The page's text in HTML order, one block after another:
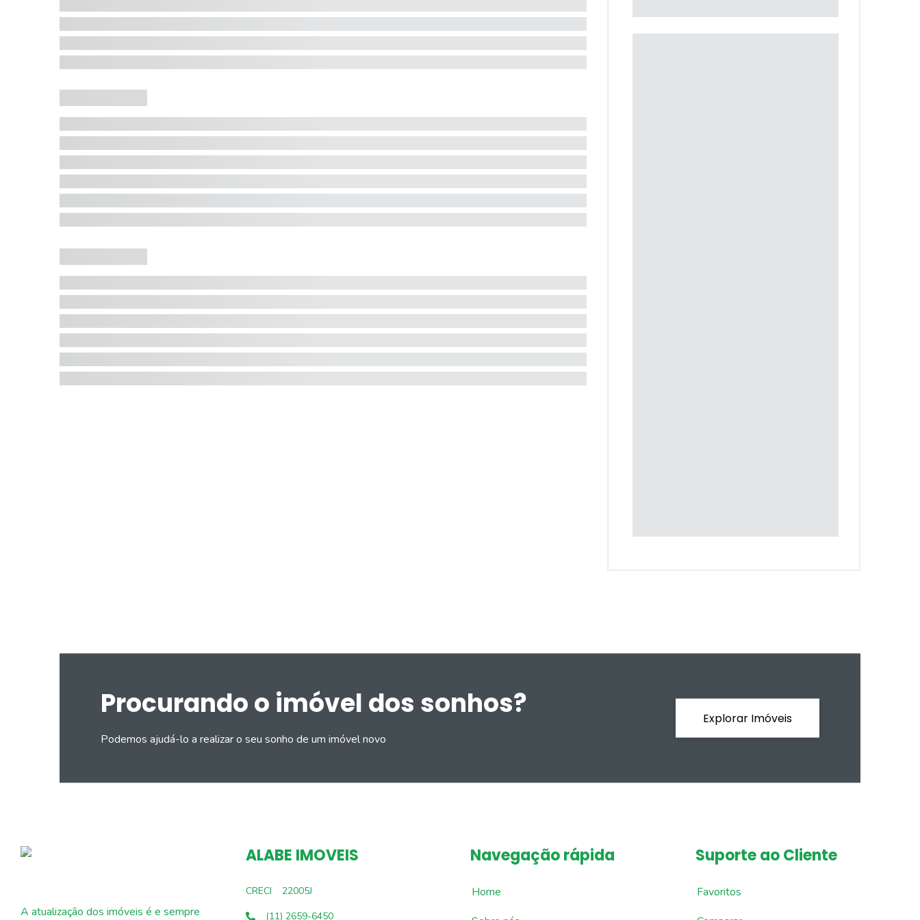
Procurando o imóvel dos sonhos?
Podemos ajudá-lo a realizar o seu sonho de um imóvel novo
Explorar Imóveis
A atualização dos imóveis é e sempre
ALABE IMOVEIS
CRECI
22005J
(11) 2659-6450
Navegação rápida
Home
Suporte ao Cliente
Favoritos